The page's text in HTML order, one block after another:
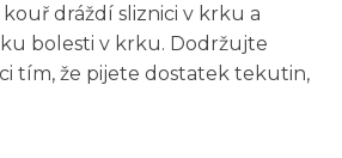
dráždí sliznici v krku a
bolesti v krku. Dodržujte
tím, že pijete dostatek tekutin,